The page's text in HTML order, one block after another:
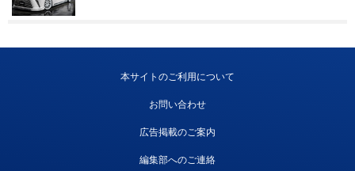
本サイトのご利用について
お問い合わせ
広告掲載のご案内
編集部へのご連絡